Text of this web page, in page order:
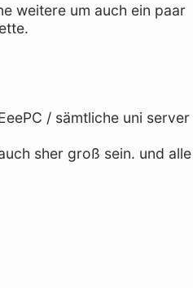
weitere um auch ein paar
/ sämtliche uni
sher groß sein. und